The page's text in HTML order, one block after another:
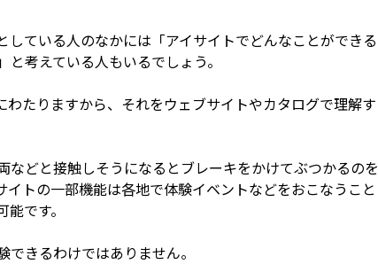
ている人のなかには「アイサイトでどんなことができる
考えている人もいるでしょう。
たりますから、それをウェブサイトやカタログで理解す
どと接触しそうになるとブレーキをかけてぶつかるのを
トの一部機能は各地で体験イベントなどをおこなうこと
です。
きるわけではありません。